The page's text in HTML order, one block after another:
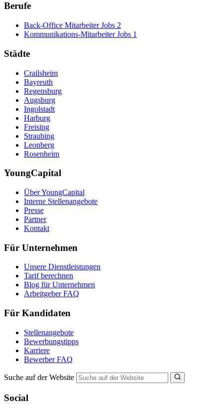
Berufe
Back-Office Mitarbeiter Jobs 2
Kommunikations-Mitarbeiter Jobs 1
Städte
Crailsheim
Bayreuth
Regensburg
Augsburg
Ingolstadt
Harburg
Freising
Straubing
Leonberg
Rosenheim
YoungCapital
Über YoungCapital
Interne Stellenangebote
Presse
Partner
Kontakt
Für Unternehmen
Unsere Dienstleistungen
Tarif berechnen
Blog für Unternehmen
Arbeitgeber FAQ
Für Kandidaten
Stellenangebote
Bewerbungstipps
Karriere
Bewerber FAQ
Suche auf der Website
Social